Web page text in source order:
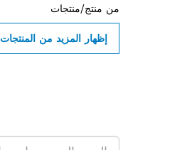
من منتج/منتجات
إظهار المزيد من المنتجات